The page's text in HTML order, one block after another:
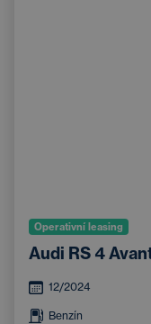
Operativní leasing
Audi RS 4
12/2024
Benzín